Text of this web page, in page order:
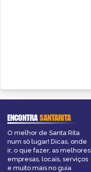
ENCONTRASANTARITA
O melhor de Santa Rita
num só lugar! Dicas, onde
ir, o que fazer, as melhores
empresas, locais, serviços
e muito mais no guia